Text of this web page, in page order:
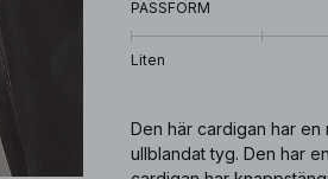
PASSFORM
Liten
Den här cardigan har
ullblandat tyg. Den har